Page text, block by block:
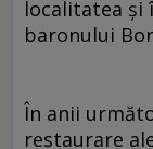
localitatea şi
baronului
În anii
restaurare